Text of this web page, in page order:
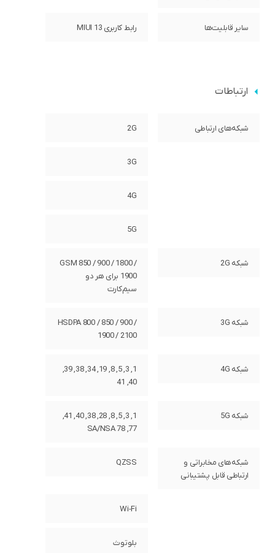
سایر قابلیت‌ها رابط کاربری MIUI 13
ارتباطات
شبکه‌های ارتباطی 2G
3G
4G
5G
شبکه 2G
GSM 850 / 900 / 1800 /
1900 برای هر دو
سیم‌کارت
شبکه 3G
HSDPA 800 / 850 / 900 /
1900 / 2100
شبکه 4G
1, 3, 5, 8, 19, 34, 38, 39,
40, 41
شبکه 5G
1, 3, 5, 8, 28, 38, 40, 41,
77, 78 SA/NSA
شبکه‌های مخابراتی و
ارتباطی قابل پشتیبانی
QZSS
Wi-Fi
بلوتوث